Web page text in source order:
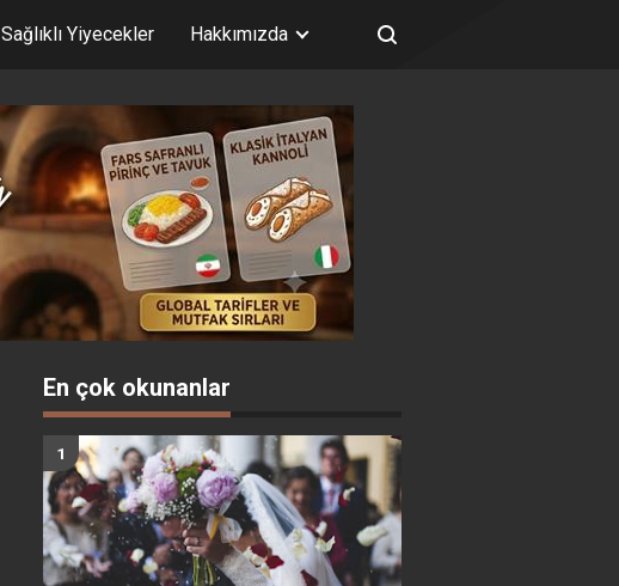
Sağlıklı Yiyecekler Hakkımızda
En çok okunanlar